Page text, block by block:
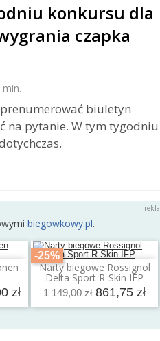
konkursu dla
czapka
min.
biuletyn
na pytanie. W tym tygodniu
biegowkowy.pl.
zł
-25%
Narty biegowe Rossignol
Delta Sport R-Skin IFP
1 149,00 zł 861,75 zł
Dodaj do koszyka